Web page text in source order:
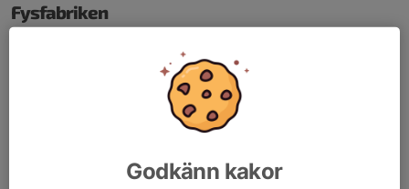
Fysfabriken
Godkänn kakor